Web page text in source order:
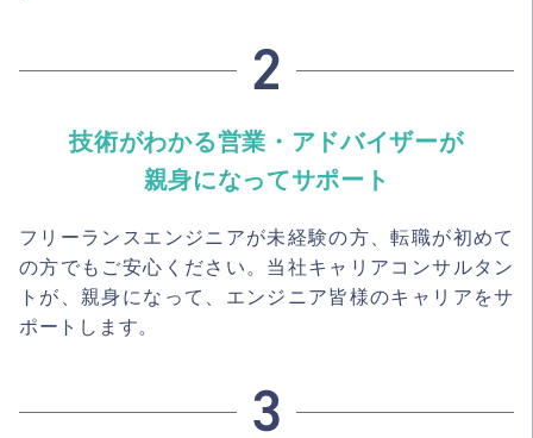
技術がわかる営業・アドバイザーが
親身になってサポート
フリーランスエンジニアが未経験の方、転職が初めて
の方でもご安心ください。当社キャリアコンサルタン
トが、親身になって、エンジニア皆様のキャリアをサ
ポートします。